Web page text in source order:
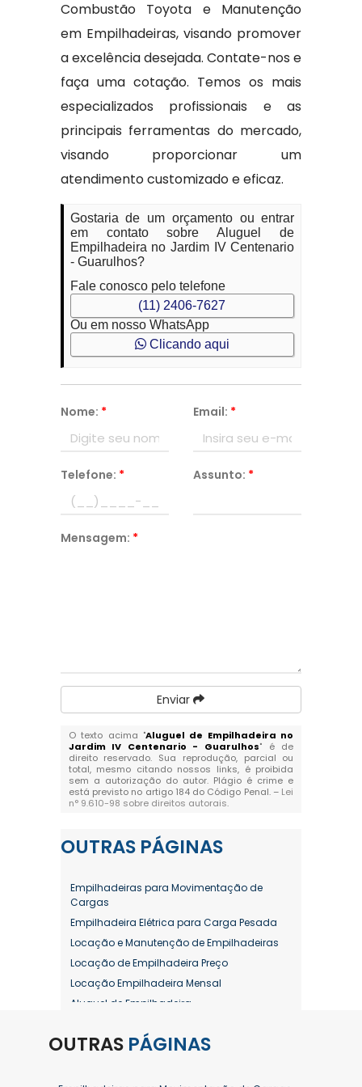
Combustão Toyota e Manutenção
em Empilhadeiras, visando promover
a excelência desejada. Contate-nos e
faça uma cotação. Temos os mais
especializados profissionais e as
principais ferramentas do mercado,
visando proporcionar um
atendimento customizado e eficaz.
Gostaria de um orçamento ou entrar
em contato sobre Aluguel de
Empilhadeira no Jardim IV Centenario
- Guarulhos?
Fale conosco pelo telefone
(11) 2406-7627
Ou em nosso WhatsApp
Clicando aqui
Nome: * Email: *
Telefone: * Assunto: *
Mensagem: *
Enviar
O texto acima "Aluguel de Empilhadeira no
Jardim IV Centenario - Guarulhos" é de
direito reservado. Sua reprodução, parcial ou
total, mesmo citando nossos links, é proibida
sem a autorização do autor. Plágio é crime e
está previsto no artigo 184 do Código Penal. – Lei
n° 9.610-98 sobre direitos autorais.
OUTRAS PÁGINAS
Empilhadeiras para Movimentação de
Cargas
Empilhadeira Elétrica para Carga Pesada
Locação e Manutenção de Empilhadeiras
Locação de Empilhadeira Preço
Locação Empilhadeira Mensal
Aluguel de Empilhadeira
Aluguel de Empilhadeira Diária Valor
Aluguel de Empilhadeira Elétrica Preço
OUTRAS PÁGINAS